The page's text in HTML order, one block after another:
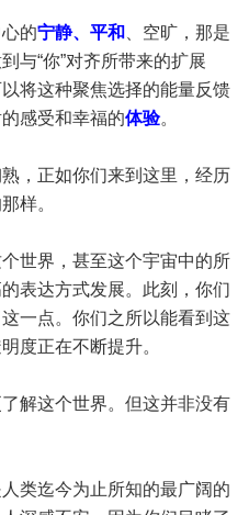
的宁静、平和
、空旷，那是
“你”对齐所带来的扩展
将这种聚焦选择的能量反馈
感受和幸福的体验。
，正如你们来到这里，经历
样。
世界，甚至这个宇宙中的所
表达方式发展。此刻，你们
一点。你们之所以能看到这
度正在不断提升。
解这个世界。但这并非没有
类迄今为止所知的最广阔的